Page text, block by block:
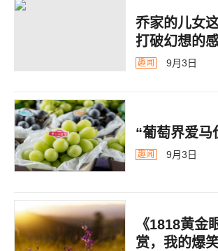
乔家的儿女
打破幻想的
趣闻 9月3日
“葡萄界爱马
趣闻 9月3日
《1818黄金
赏，我的爆笑